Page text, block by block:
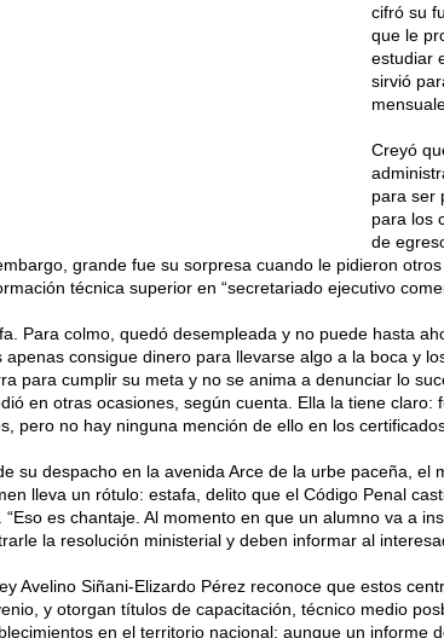
cifró su
que le
estudiar
sirvió
Creyó
para ser
para los
de
grande fue su sorpresa cuando le pidieron
técnica superior en “secretariado ejecutivo
Para colmo, quedó desempleada y no puede hasta
apenas consigue dinero para llevarse algo a la boca y
para cumplir su meta y no se anima a denunciar lo
en otras ocasiones, según cuenta. Ella la tiene
pero no hay ninguna mención de ello en los
su despacho en la avenida Arce de la urbe paceña,
lleva un rótulo: estafa, delito que el Código Penal
“Eso es chantaje. Al momento en que un alumno va a
la resolución ministerial y deben informar al
Avelino Siñani-Elizardo Pérez reconoce que estos
y otorgan títulos de capacitación, técnico medio
en el territorio nacional; aunque un informe